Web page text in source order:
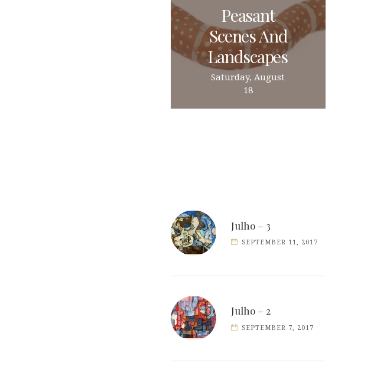
Peasant
Scenes And
Landscapes
Saturday, August
18
Julho – 3
SEPTEMBER 11, 2017
Julho – 2
SEPTEMBER 7, 2017